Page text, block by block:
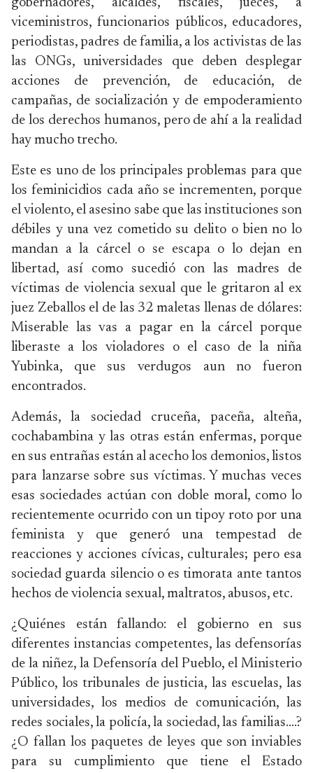
gobernadores, alcaldes, fiscales, jueces, a
viceministros, funcionarios públicos, educadores,
periodistas, padres de familia, a los activistas de las
las ONGs, universidades que deben desplegar
acciones de prevención, de educación, de
campañas, de socialización y de empoderamiento
de los derechos humanos, pero de ahí a la realidad
hay mucho trecho.
Este es uno de los principales problemas para que
los feminicidios cada año se incrementen, porque
el violento, el asesino sabe que las instituciones son
débiles y una vez cometido su delito o bien no lo
mandan a la cárcel o se escapa o lo dejan en
libertad, así como sucedió con las madres de
víctimas de violencia sexual que le gritaron al ex
juez Zeballos el de las 32 maletas llenas de dólares:
Miserable las vas a pagar en la cárcel porque
liberaste a los violadores o el caso de la niña
Yubinka, que sus verdugos aun no fueron
encontrados.
Además, la sociedad cruceña, paceña, alteña,
cochabambina y las otras están enfermas, porque
en sus entrañas están al acecho los demonios, listos
para lanzarse sobre sus víctimas. Y muchas veces
esas sociedades actúan con doble moral, como lo
recientemente ocurrido con un tipoy roto por una
feminista y que generó una tempestad de
reacciones y acciones cívicas, culturales; pero esa
sociedad guarda silencio o es timorata ante tantos
hechos de violencia sexual, maltratos, abusos, etc.
¿Quiénes están fallando: el gobierno en sus
diferentes instancias competentes, las defensorías
de la niñez, la Defensoría del Pueblo, el Ministerio
Público, los tribunales de justicia, las escuelas, las
universidades, los medios de comunicación, las
redes sociales, la policía, la sociedad, las familias….?
¿O fallan los paquetes de leyes que son inviables
para su cumplimiento que tiene el Estado